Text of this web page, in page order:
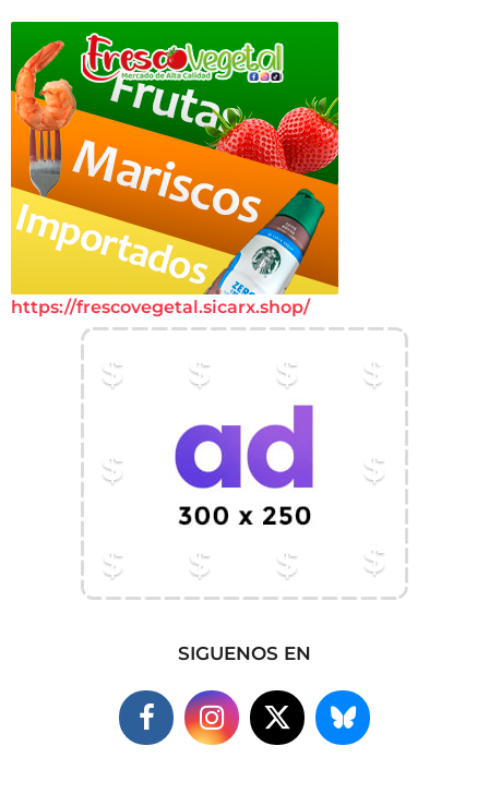
https://frescovegetal.sicarx.shop/
SIGUENOS EN